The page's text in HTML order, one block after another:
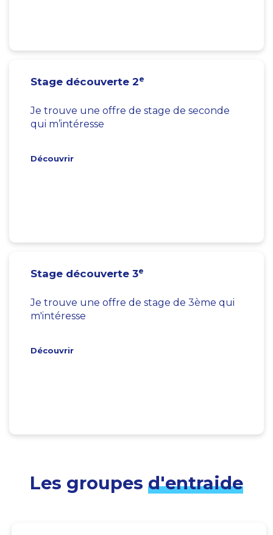
Stage découverte 2e
Je trouve une offre de stage de seconde
qui m’intéresse
Découvrir
Stage découverte 3e
Je trouve une offre de stage de 3ème qui
m'intéresse
Découvrir
Les groupes d'entraide